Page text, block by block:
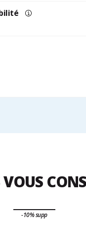
-10% supp